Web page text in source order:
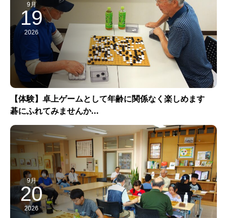
9月
19
2026
【体験】卓上ゲームとして年齢に関係なく楽しめます
碁にふれてみませんか...
9月
20
2026